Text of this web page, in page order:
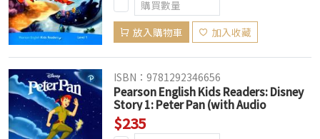
放入購物車 加入收藏
ISBN：9781292346656
Pearson English Kids Readers: Disney
Story 1: Peter Pan (with Audio
Download Access Code) (American
English)
$235